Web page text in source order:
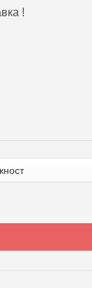
!
дърво